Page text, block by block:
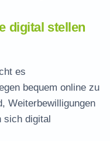
digital stellen
es
bequem online zu
Weiterbewilligungen
sich digital